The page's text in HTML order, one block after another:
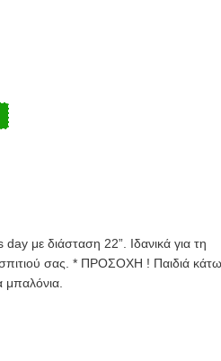
με διάσταση 22” Ιδανικά για τη
σας. * ΠΡΟΣΟΧΗ ! Παιδιά